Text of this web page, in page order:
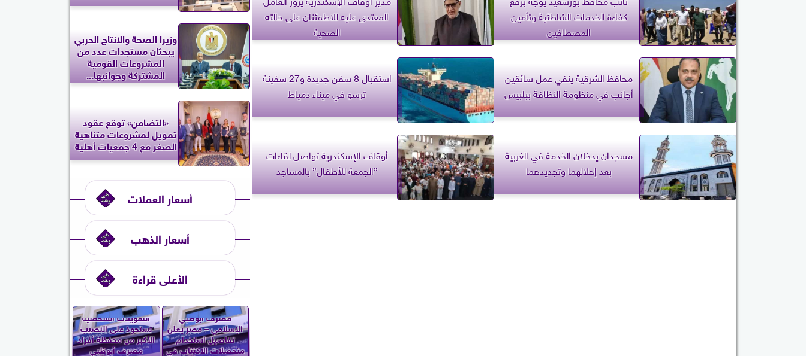
كفاءة الخدمات الشاطئية وتأمين
المصطافين
المعتدى عليه للاطمئنان على حالته
الصحية
محافظ الشرقية ينفي عمل سائقين
أجانب في منظومة النظافة ببلبيس
استقبال 8 سفن جديدة و27 سفينة
ترسو في ميناء دمياط
مسجدان يدخلان الخدمة في الغربية
بعد إحلالهما وتجديدهما
أوقاف الإسكندرية تواصل لقاءات
”الجمعة للأطفال” بالمساجد
وزيرا الصحة والانتاج الحربي
يبحثان مستجدات عدد من
المشروعات القومية
المشتركة وجوانبها...
«التضامن» توقع عقود
تمويل لمشروعات متناهية
الصغر مع 4 جمعيات أهلية
أسعار العملات
أسعار الذهب
الأعلى قراءة
مصرف أبوظبي
الإسلامي – مصر يعلن
تفاصيل استخدام
متحصلات الاكتتاب في
التمويلات الشخصية
تستحوذ على النصيب
الأكبر من محفظة أفراد
مصرف أبوظبي